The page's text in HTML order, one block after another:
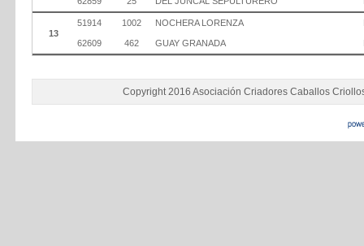
13
51914 1002 NOCHERA LORENZA
62609 462 GUAY GRANADA
Copyright 2016 Asociación Criadores Caballos